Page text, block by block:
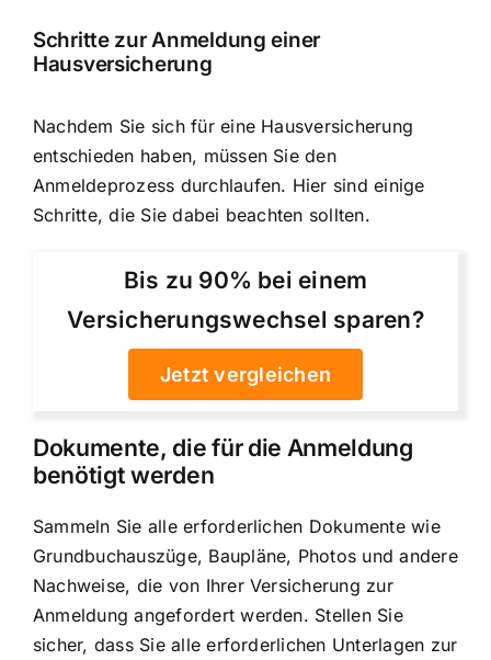
Schritte zur Anmeldung einer
Hausversicherung
Nachdem Sie sich für eine Hausversicherung
entschieden haben, müssen Sieden
Anmeldeprozess durchlaufen. Hier sind einige
Schritte, die Sie dabei beachten sollten.
Bis zu 90% bei einem
Versicherungswechsel sparen?
Jetzt vergleichen
Dokumente, die für die Anmeldung
benötigt werden
Sammeln Sie alle erforderlichen Dokumente wie
Grundbuchauszüge, Baupläne, Photos und andere
Nachweise, die von Ihrer Versicherung zur
Anmeldung angefordert werden. Stellen Sie
sicher, dass Sie alle erforderlichen Unterlagen zur